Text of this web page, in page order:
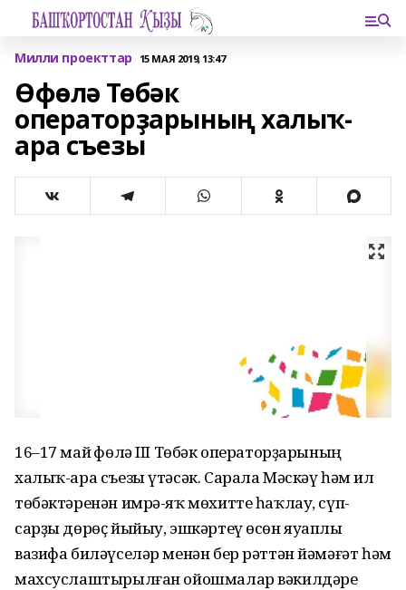
Милли проекттар 15 МАЯ 2019, 13:47
Өфөлә Төбәк
операторҙарының халыҡ-
ара съезы
16–17 май Өфөлә III Төбәк операторҙарының
халыҡ-ара съезы үтәсәк. Сарала Мәскәү һәм ил
төбәктәренән имрә-яҡ мөхитте һаҡлау, сүп-
сарҙы дөрөҫ йыйыу, эшкәртеү өсөн яуаплы
вазифа биләүселәр менән бер рәттән йәмәғәт һәм
махсуслаштырылған ойошмалар вәкилдәре